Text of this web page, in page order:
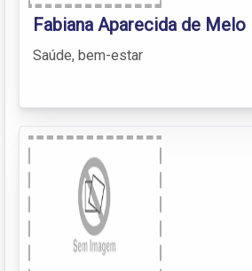
Fabiana Aparecida de Melo
Saúde, bem-estar